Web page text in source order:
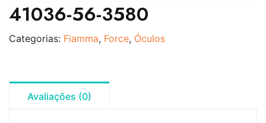
41036-56-3580
Categorias: Fiamma, Force, Óculos
Avaliações (0)